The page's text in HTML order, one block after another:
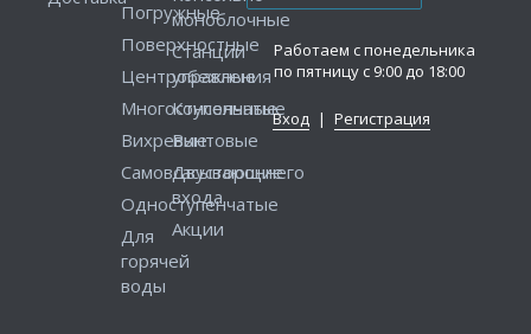
Работаем с понедельника
по пятницу с 9:00 до 18:00
Вход | Регистрация
Погружные
Поверхностные
Центробежные
Многоступенчатые
Вихревые
Самовсасывающие
Одноступенчатые
Для
горячей
воды
моноблочные
Станции
управления
Консольные
Винтовые
Двустороннего
входа
Акции